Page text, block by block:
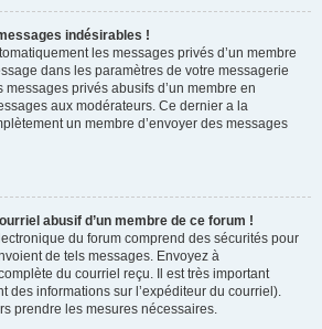
indésirables !
les messages privés d’un membre
dans les paramètres de votre messagerie
privés abusifs d’un membre en
aux modérateurs. Ce dernier a la
un membre d’envoyer des messages
abusif d’un membre de ce forum !
du forum comprend des sécurités pour
de tels messages. Envoyez à
du courriel reçu. Il est très important
des informations sur l’expéditeur du courriel).
prendre les mesures nécessaires.